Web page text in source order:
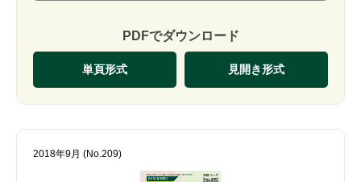
PDFでダウンロード
単頁形式 見開き形式
2018年9月 (No.209)